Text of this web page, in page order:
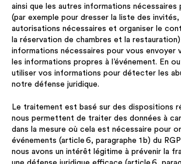
ainsi que les autres informations nécessaires
(par exemple pour dresser la liste des
autorisations nécessaires et organiser le
la réservation de chambres et la
informations nécessaires pour vous envoyer
les informations propres à l’événement. En
utiliser vos informations pour détecter les
notre défense juridique.
Le traitement est basé sur des dispositions
nous permettent de traiter des données à
dans la mesure où cela est nécessaire pour
événements (article 6, paragraphe 1 b) du
nous avons un intérêt légitime à prévenir la